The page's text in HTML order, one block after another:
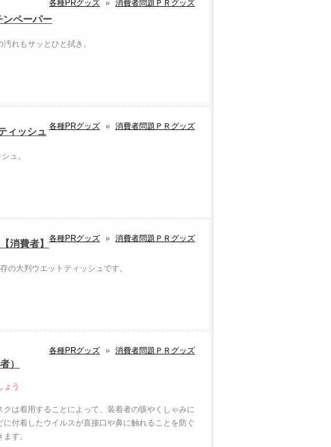
各種PRグッズ » 消費者問題ＰＲグッズ
ペーパー
れもサッとひと拭き。
各種PRグッズ » 消費者問題ＰＲグッズ
ィッシュ
ュ。
各種PRグッズ » 消費者問題ＰＲグッズ
消費者】
の大判ウエットティッシュです。
各種PRグッズ » 消費者問題ＰＲグッズ
）
ょう
は着用することによって、装着者の咳やくしゃみに
付着したウイルスが直接口や鼻に触れることを防ぐ
す。